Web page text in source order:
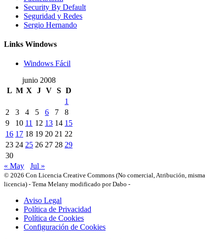
Security By Default
Seguridad y Redes
Sergio Hernando
Links Windows
Windows Fácil
junio 2008
L M X J V S D
1
2
3 4 5 6 7
8
9
10 11 12 13 14 15
16 17 18 19 20 21 22
23 24 25 26 27 28 29
30
« May
Jul »
© 2026 Con Licencia Creative Commons (No comercial, Atribución, misma
licencia) - Tema Melany modificado por Dabo -
Aviso Legal
Política de Privacidad
Política de Cookies
Configuración de Cookies